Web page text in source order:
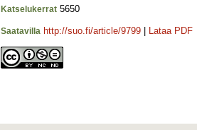
Katselukerrat 5650
Saatavilla http://suo.fi/article/9799 Lataa PDF